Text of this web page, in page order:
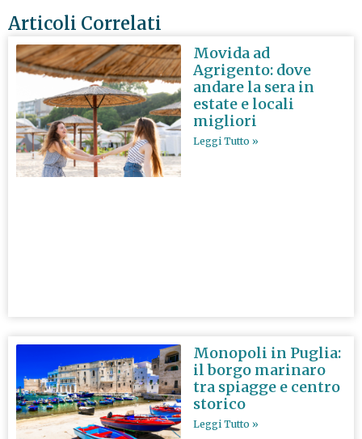
Articoli Correlati
Movida ad
Agrigento: dove
andare la sera in
estate e locali
migliori
Leggi Tutto »
Monopoli in Puglia:
il borgo marinaro
tra spiagge e centro
storico
Leggi Tutto »